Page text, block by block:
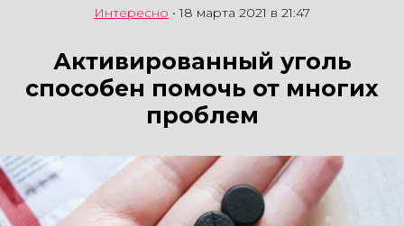
Интересно •18 марта 2021 в 21:47
Активированный уголь
способен помочь от многих
проблем